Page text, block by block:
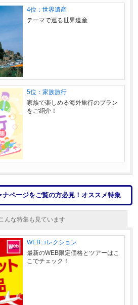
4位：世界遺産
テーマで巡る世界遺産
5位：家族旅行
家族で楽しめる海外旅行のプラン
をご紹介！
ページをご覧の方必見！オススメ特集
んな特集も見ています
WEBコレクション
最新のWEB限定価格とツアーはこ
こでチェック！